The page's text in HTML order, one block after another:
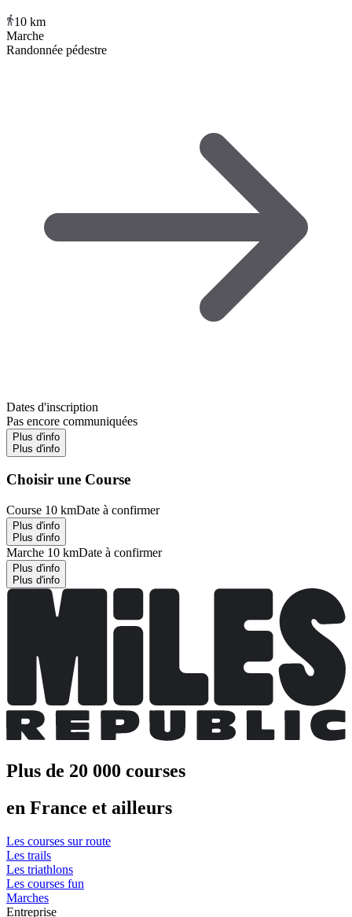
10 km
Marche
Randonnée pédestre
Dates d'inscription
Pas encore communiquées
Plus d'info
Plus d'info
Choisir une Course
Course 10 kmDate à confirmer
Plus d'info
Plus d'info
Marche 10 kmDate à confirmer
Plus d'info
Plus d'info
Plus de 20 000 courses
en France et ailleurs
Les courses sur route
Les trails
Les triathlons
Les courses fun
Marches
Entreprise